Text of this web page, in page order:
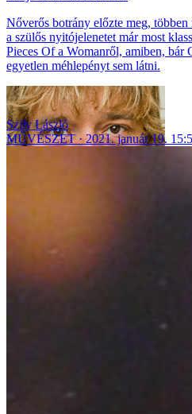
Nőverős botrány előzte meg,
a szülős nyitójelenetet már most
Pieces Of a Womanről, amiben, bár
egyetlen méhlepényt sem látni.
Szily László
MŰVÉSZET
2021. január 19.